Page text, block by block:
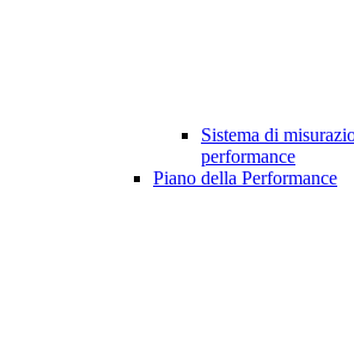
Sistema di
performance
Piano della Performance